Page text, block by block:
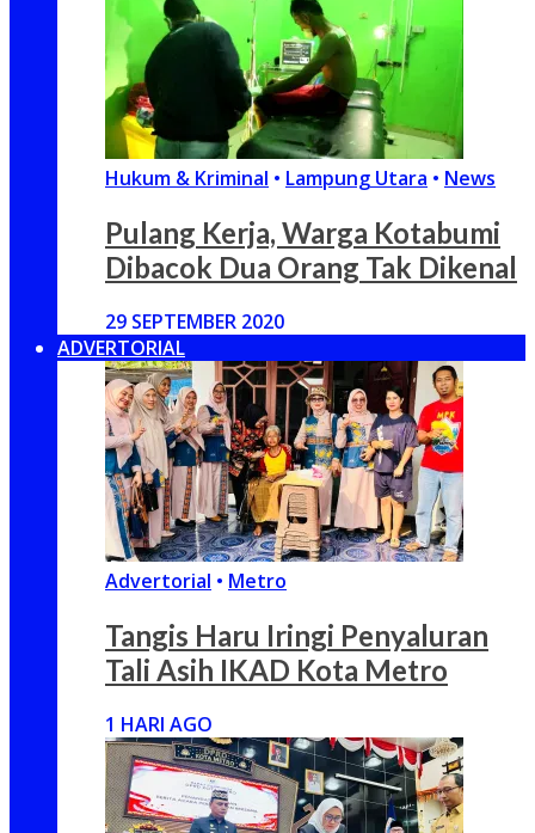
Hukum & Kriminal • Lampung Utara • News
Pulang Kerja, Warga Kotabumi
Dibacok Dua Orang Tak Dikenal
29 SEPTEMBER 2020
ADVERTORIAL
Advertorial • Metro
Tangis Haru Iringi Penyaluran
Tali Asih IKAD Kota Metro
1 HARI AGO